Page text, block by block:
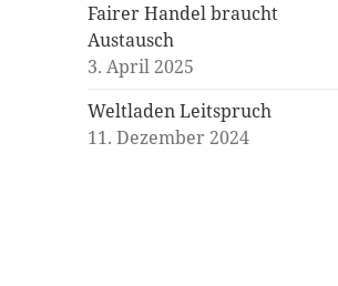
Fairer Handel braucht
Austausch
3. April 2025
Weltladen Leitspruch
11. Dezember 2024